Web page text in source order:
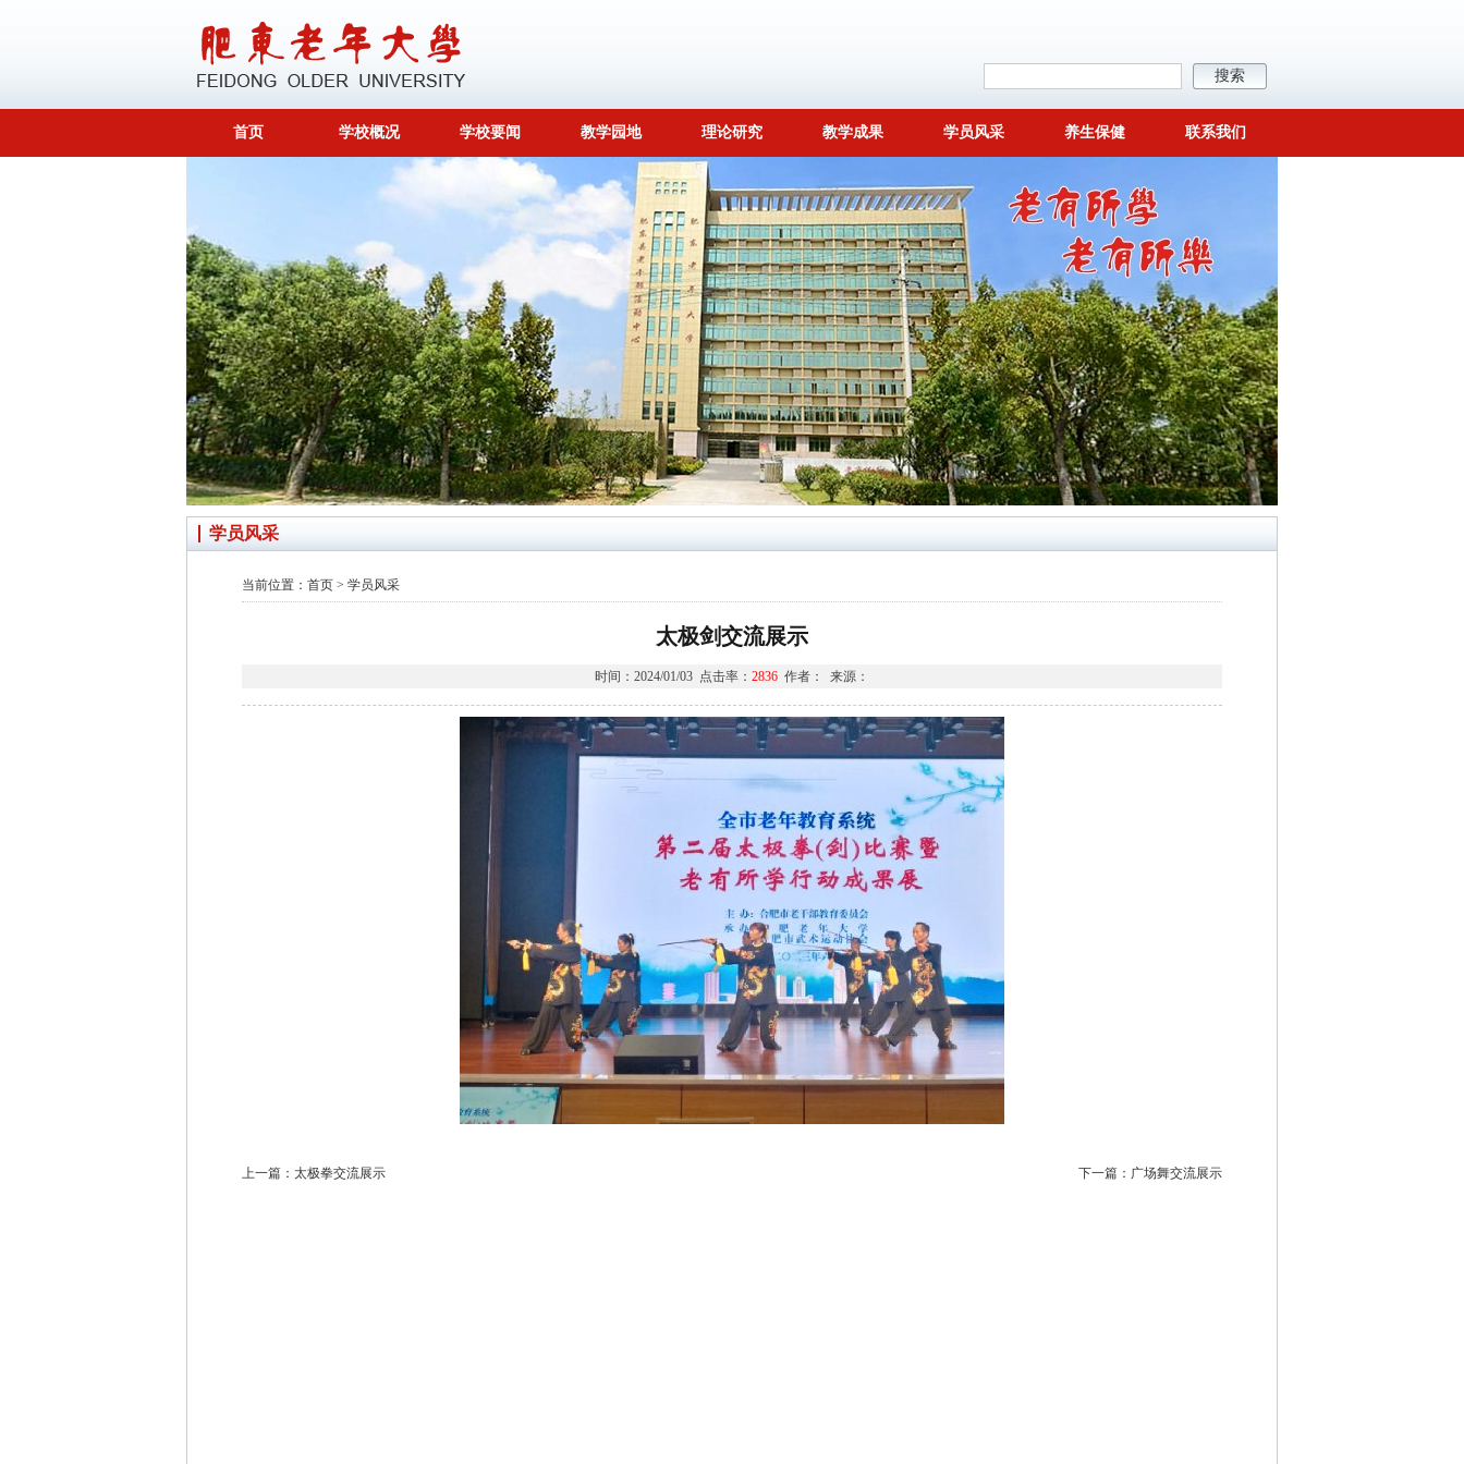
首页 学校概况 学校要闻 教学园地 理论研究 教学成果 学员风采 养生保健 联系我们
学员风采
当前位置： 首页 > 学员风采
太极剑交流展示
时间：2024/01/03 点击率： 2836 作者： 来源：
上一篇： 太极拳交流展示 下一篇： 广场舞交流展示